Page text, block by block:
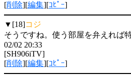
[削除][編集][ｺﾋﾟｰ]
▼[18]コジ
そうですね。使う部屋を弁えれば
02/02 20:33
[SH906iTV]
[削除][編集][ｺﾋﾟｰ]